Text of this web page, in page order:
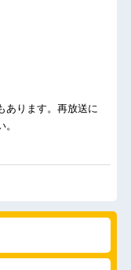
あります。再放送に